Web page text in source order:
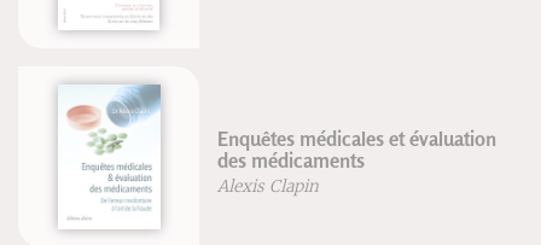
Tennis & neurotraining
Jérôme Gori